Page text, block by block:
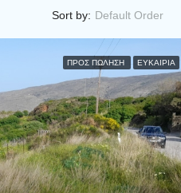
Sort by: Default Order
ΠΡΟΣ ΠΏΛΗΣΗ ΕΥΚΑΙΡΊΑ